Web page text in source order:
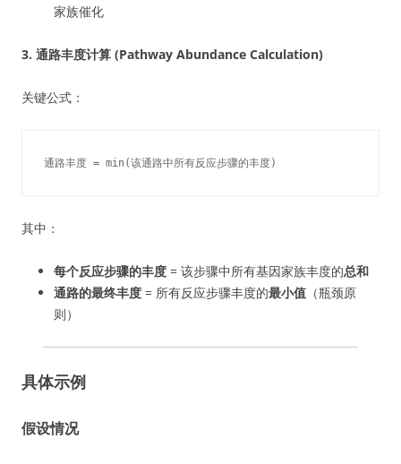
家族催化
3. 通路丰度计算 (Pathway Abundance Calculation)
关键公式：
通路丰度 = min(该通路中所有反应步骤的丰度)
其中：
每个反应步骤的丰度 = 该步骤中所有基因家族丰度的总和
通路的最终丰度 = 所有反应步骤丰度的最小值 （瓶颈原
则）
具体示例
假设情况